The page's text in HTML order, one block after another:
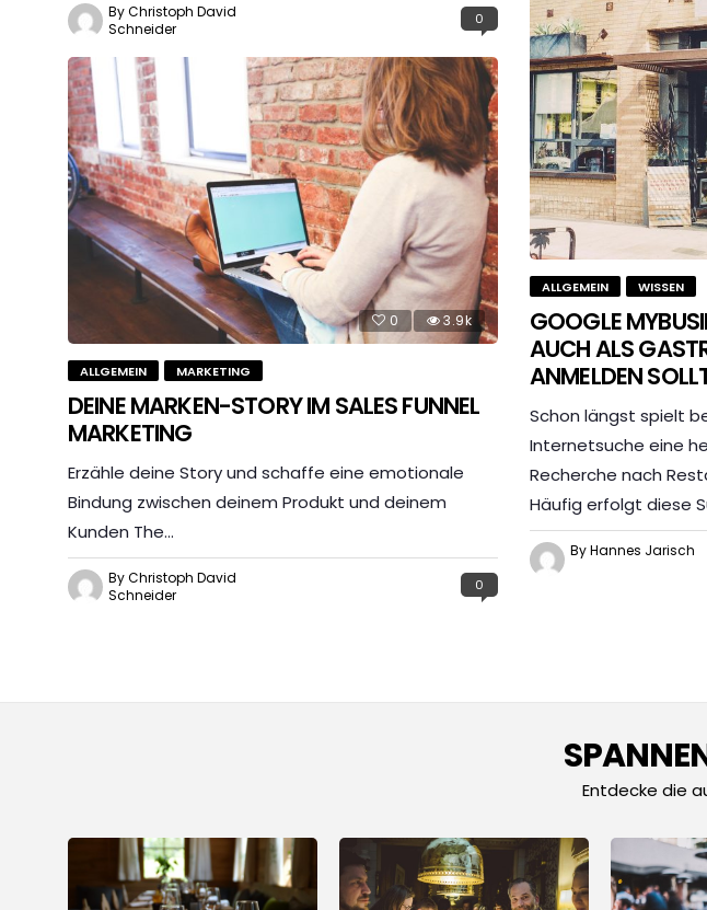
By Christoph David
Schneider
0
ALLGEMEIN WISSEN
GOOGLE
AUCH ALS
ANMELDEN
Schon längst spielt
Internetsuche eine
Recherche nach
Häufig erfolgt diese
By Hannes Jarisch
0 3.9k
ALLGEMEIN MARKETING
DEINE MARKEN-STORY IM SALES FUNNEL
MARKETING
Erzähle deine Story und schaffe eine emotionale
Bindung zwischen deinem Produkt und deinem
Kunden The…
By Christoph David
Schneider
0
Entdecke die